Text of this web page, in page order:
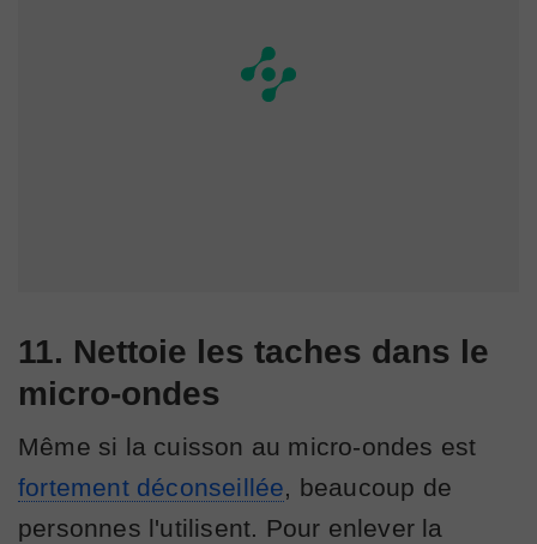
11. Nettoie les taches dans le
micro-ondes
Même si la cuisson au micro-ondes est
fortement déconseillée, beaucoup de
personnes l'utilisent. Pour enlever la